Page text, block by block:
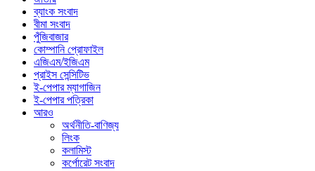
ব্যাংক সংবাদ
বীমা সংবাদ
পুঁজিবাজার
কোম্পানি প্রোফাইল
এজিএম/ইজিএম
প্রাইস সেন্সিটিভ
ই-পেপার ম্যাগাজিন
ই-পেপার পত্রিকা
আরও
অর্থনীতি-বাণিজ্য
লিংক
কলামিস্ট
কর্পোরেট সংবাদ